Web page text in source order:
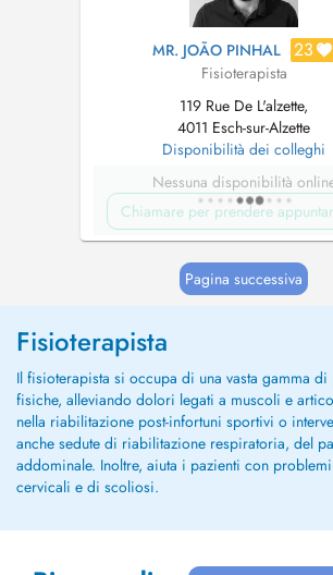
MR. JOÃO PINHAL 23
Fisioterapista
119 Rue De L'alzette,
4011 Esch-sur-Alzette
Disponibilità dei colleghi
Nessuna disponibilità
Chiamare per prendere
Pagina successiva
Fisioterapista
Il fisioterapista si occupa di una vasta gamma
fisiche, alleviando dolori legati a muscoli e
nella riabilitazione post-infortuni sportivi o
anche sedute di riabilitazione respiratoria, del
addominale. Inoltre, aiuta i pazienti con
cervicali e di scoliosi.